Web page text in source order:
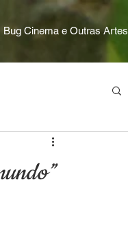
Bug Cinema e Outras Artes